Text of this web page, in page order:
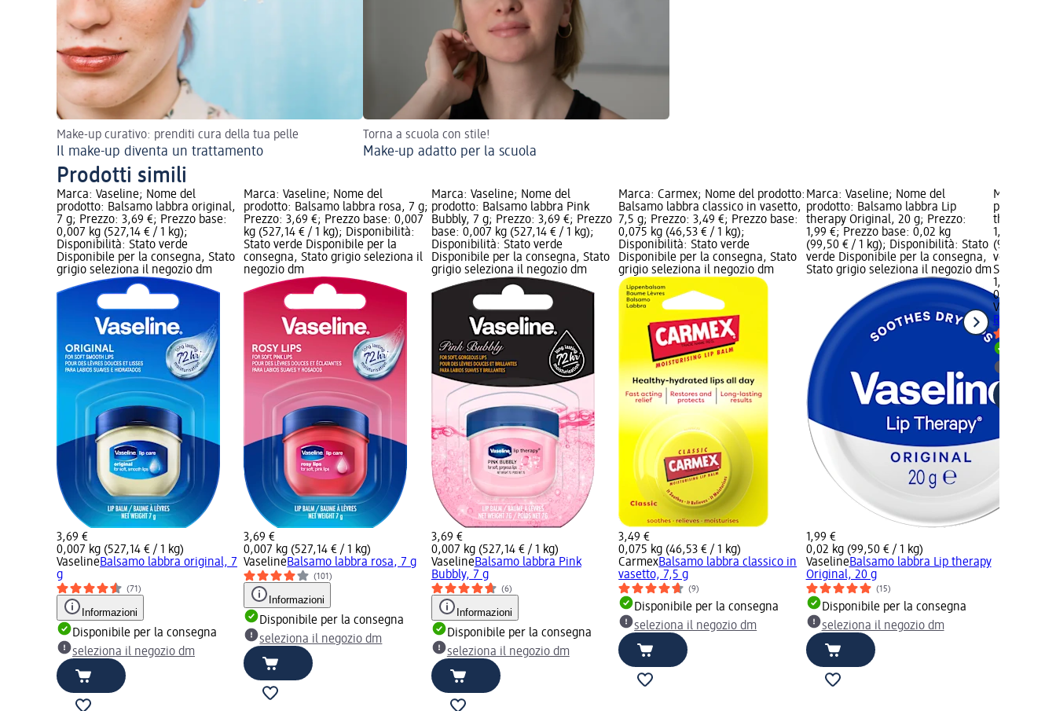
Make-up curativo: prenditi cura della tua pelle
Il make-up diventa un trattamento
Torna a scuola con stile!
Make-up adatto per la scuola
Prodotti simili
Marca: Vaseline; Nome del
prodotto: Balsamo labbra original,
7 g; Prezzo: 3,69 €; Prezzo base:
0,007 kg (527,14 € / 1 kg);
Disponibilità: Stato verde
Disponibile per la consegna, Stato
grigio seleziona il negozio dm
3,69 €
0,007 kg (527,14 € / 1 kg)
VaselineBalsamo labbra original, 7
g
(71)
Informazioni
Disponibile per la consegna
seleziona il negozio dm
Marca: Vaseline; Nome del
prodotto: Balsamo labbra rosa, 7 g;
Prezzo: 3,69 €; Prezzo base: 0,007
kg (527,14 € / 1 kg); Disponibilità:
Stato verde Disponibile per la
consegna, Stato grigio seleziona il
negozio dm
3,69 €
0,007 kg (527,14 € / 1 kg)
VaselineBalsamo labbra rosa, 7 g
(101)
Informazioni
Disponibile per la consegna
seleziona il negozio dm
Marca: Vaseline; Nome del
prodotto: Balsamo labbra Pink
Bubbly, 7 g; Prezzo: 3,69 €; Prezzo
base: 0,007 kg (527,14 € / 1 kg);
Disponibilità: Stato verde
Disponibile per la consegna, Stato
grigio seleziona il negozio dm
3,69 €
0,007 kg (527,14 € / 1 kg)
VaselineBalsamo labbra Pink
Bubbly, 7 g
(6)
Informazioni
Disponibile per la consegna
seleziona il negozio dm
Marca: Carmex; Nome del prodotto:
Balsamo labbra classico in vasetto,
7,5 g; Prezzo: 3,49 €; Prezzo base:
0,075 kg (46,53 € / 1 kg);
Disponibilità: Stato verde
Disponibile per la consegna, Stato
grigio seleziona il negozio dm
3,49 €
0,075 kg (46,53 € / 1 kg)
CarmexBalsamo labbra classico in
vasetto, 7,5 g
(9)
Disponibile per la consegna
seleziona il negozio dm
Marca: Vaseline; Nome del
prodotto: Balsamo labbra Lip
therapy Original, 20 g; Prezzo:
1,99 €; Prezzo base: 0,02 kg
(99,50 € / 1 kg); Disponibilità: Stato
verde Disponibile per la consegna,
Stato grigio seleziona il negozio dm
1,99 €
0,02 kg (99,50 € / 1 kg)
VaselineBalsamo labbra Lip therapy
Original, 20 g
(15)
Disponibile per la consegna
seleziona il negozio dm
Marca:
prodotto:
therapy
1,99 €;
(99,50 € /
verde
Stato
1,99 €
0,02 kg
Vaseline
Rosy Lips,